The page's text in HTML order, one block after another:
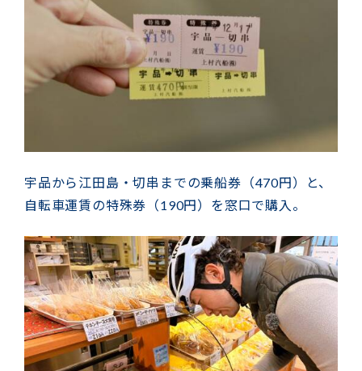
宇品から江田島・切串までの乗船券（470円）と、
自転車運賃の特殊券（190円）を窓口で購入。